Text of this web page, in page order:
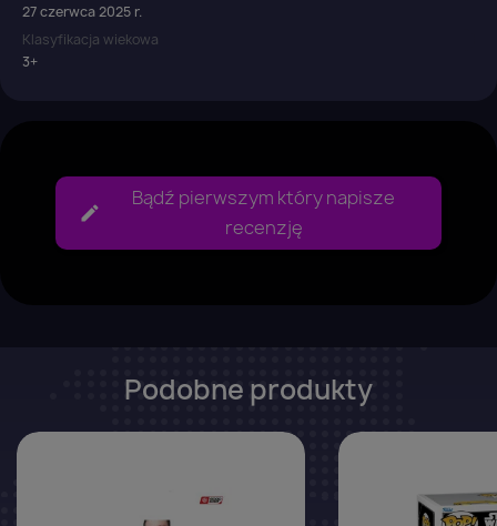
27 czerwca 2025 r.
Klasyfikacja wiekowa
3+
Bądź pierwszym który napisze
recenzję
Podobne produkty